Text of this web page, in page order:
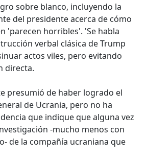
sobre blanco, incluyendo la
del presidente acerca de cómo
'parecen horribles'. 'Se habla
verbal clásica de Trump
actos viles, pero evitando
directa.
presumió de haber logrado el
de Ucrania, pero no ha
que indique que alguna vez
-mucho menos con
de la compañía ucraniana que